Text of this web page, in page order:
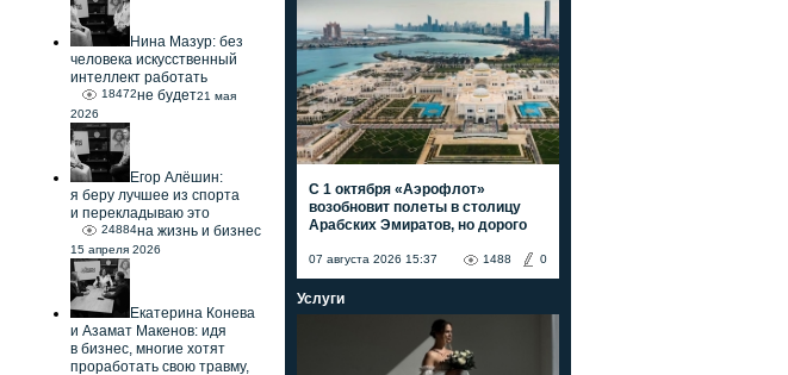
Нина Мазур: без
человека искусственный
интеллект работать
не будет
18472
21 мая
2026
Егор Алёшин:
я беру лучшее из спорта
и перекладываю это
на жизнь и бизнес
24884
15 апреля 2026
Екатерина Конева
и Азамат Макенов: идя
в бизнес, многие хотят
проработать свою травму,
С 1 октября «Аэрофлот»
возобновит полеты в столицу
Арабских Эмиратов, но дорого
07 августа 2026 15:37 0
1488
Услуги